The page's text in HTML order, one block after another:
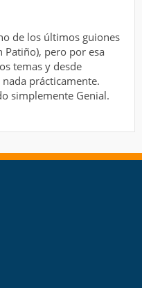
de los últimos guiones
Patiño), pero por esa
temas y desde
prácticamente.
simplemente Genial.